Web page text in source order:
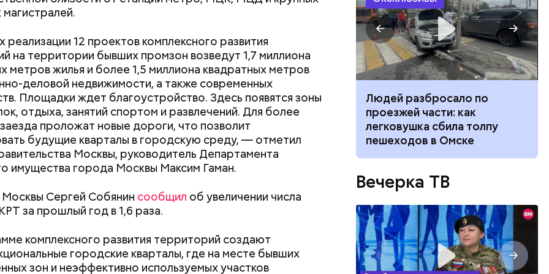
12 проектов комплексного развития
на территории бывших промзон возведут 1,7 миллиона
метров жилья и более 1,5 миллиона квадратных метров
деловой недвижимости, а также современных
Площадки ждет благоустройство. Здесь появятся зоны
отдыха, занятий спортом и развлечений. Для более
проложат новые дороги, что позволит
будущие кварталы в городскую среду, — отметил
Москвы, руководитель Департамента
имущества города Москвы Максим Гаман.
Сергей Собянин сообщил об увеличении числа
за прошлый год в 1,6 раза.
комплексного развития территорий создают
городские кварталы, где на месте бывших
зон и неэффективно используемых участков
день уже готово более 50 процентов
то есть около 71 километра. В 2023 году его продлили
парка до Лосиного Острова за счет проложения
самым известным местом из романа являются Патриаршие
там начинается действие произведения. Здесь поэт
и литератор Михаил Берлиоз встретились с Воландом
без головы. Это произошло на перекрестке улицы
и Ермолаевского переулка. Сейчас на Патриарших
предостерегает от разговоров с незнакомцами.
почти 22 гектара в самом центре Москвы и по своей
пятое место в России после зоопарков Ярославля,
Дону, Новосибирска и Красноярска.
Хотела спасти малыша: как
мать и сын погибли при
падении из окна в Раменском
Вода за 10 тысяч: поможет ли
японский напиток сбросить
лишний вес
Людей разбросало по
проезжей части: как
легковушка сбила толпу
пешеходов в Омске
Вечерка ТВ